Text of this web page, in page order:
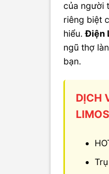
của người
riêng biệt
hiểu.Điện
ngũ thợ
bạn.
DỊCH